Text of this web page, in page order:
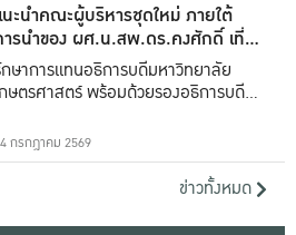
ะนำคณะผู้บริหารชุดใหม่ ภายใต้
รนำของ ผศ.น.สพ.ดร.คงศักดิ์ เที่ยง
รม
ษาการแทนอธิการบดีมหาวิทยาลัย
ษตรศาสตร์ พร้อมด้วยรองอธิการบดีทั้ง
กรกฎาคม 2569
ข่าวทั้งหมด